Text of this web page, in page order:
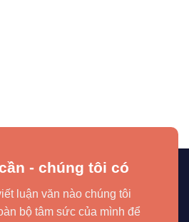
- chúng tôi có
luận văn nào chúng tôi
bộ tâm sức của mình để